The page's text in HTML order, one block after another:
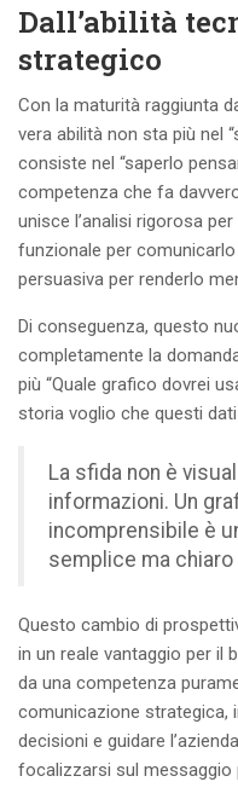
Dall’abilità
strategico
Con la maturità raggiunta
vera abilità non sta più nel
consiste nel “saperlo
competenza che fa
unisce l’analisi rigorosa
funzionale per
persuasiva per renderlo
Di conseguenza, questo
completamente la
più “Quale grafico dovrei
storia voglio che questi dati
La sfida non è
informazioni. Un
incomprensibile è
semplice ma
Questo cambio di
in un reale vantaggio per il
da una competenza
comunicazione strategica,
decisioni e guidare
focalizzarsi sul messaggio